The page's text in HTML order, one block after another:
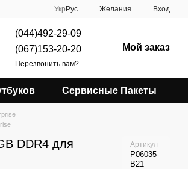
Укр Рус Желания Вход
(044)492-29-09
(067)153-20-20
Перезвонить вам?
Мой заказ
Сервисные Пакеты
DDR4 для
Артикул
P06035-
B21